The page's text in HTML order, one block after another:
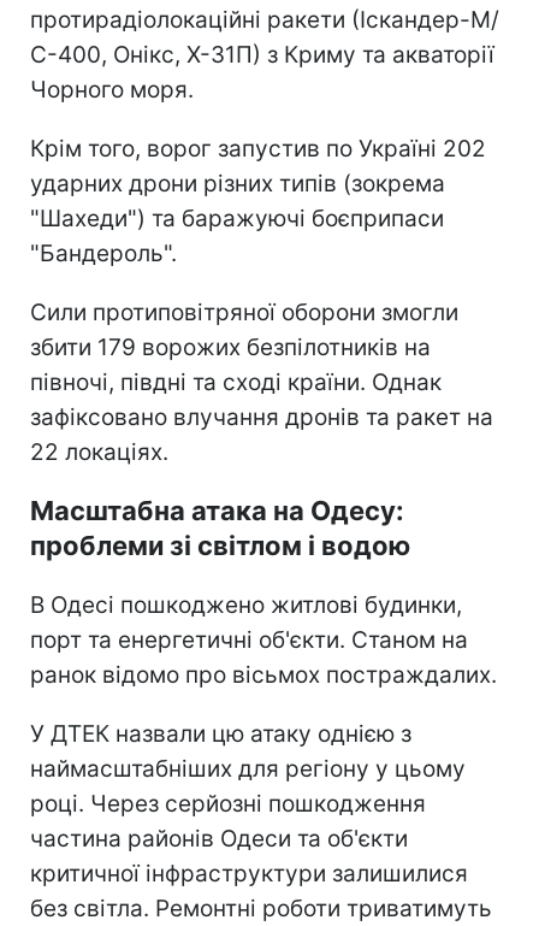
протирадіолокаційні ракети (Іскандер-М/
С-400, Онікс, Х-31П) з Криму та акваторії
Чорного моря.
Крім того, ворог запустив по Україні 202
ударних дрони різних типів (зокрема
"Шахеди") та баражуючі боєприпаси
"Бандероль".
Сили протиповітряної оборони змогли
збити 179 ворожих безпілотників на
півночі, півдні та сході країни. Однак
зафіксовано влучання дронів та ракет на
22 локаціях.
Масштабна атака на Одесу:
проблеми зі світлом і водою
В Одесі пошкоджено житлові будинки,
порт та енергетичні об'єкти. Станом на
ранок відомо про вісьмох постраждалих.
У ДТЕК назвали цю атаку однією з
наймасштабніших для регіону у цьому
році. Через серйозні пошкодження
частина районів Одеси та об'єкти
критичної інфраструктури залишилися
без світла. Ремонтні роботи триватимуть